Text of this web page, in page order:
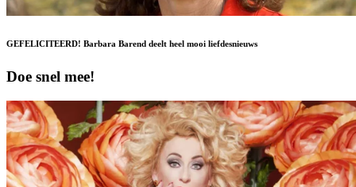
GEFELICITEERD! Barbara Barend deelt heel mooi liefdesnieuws
Doe snel mee!